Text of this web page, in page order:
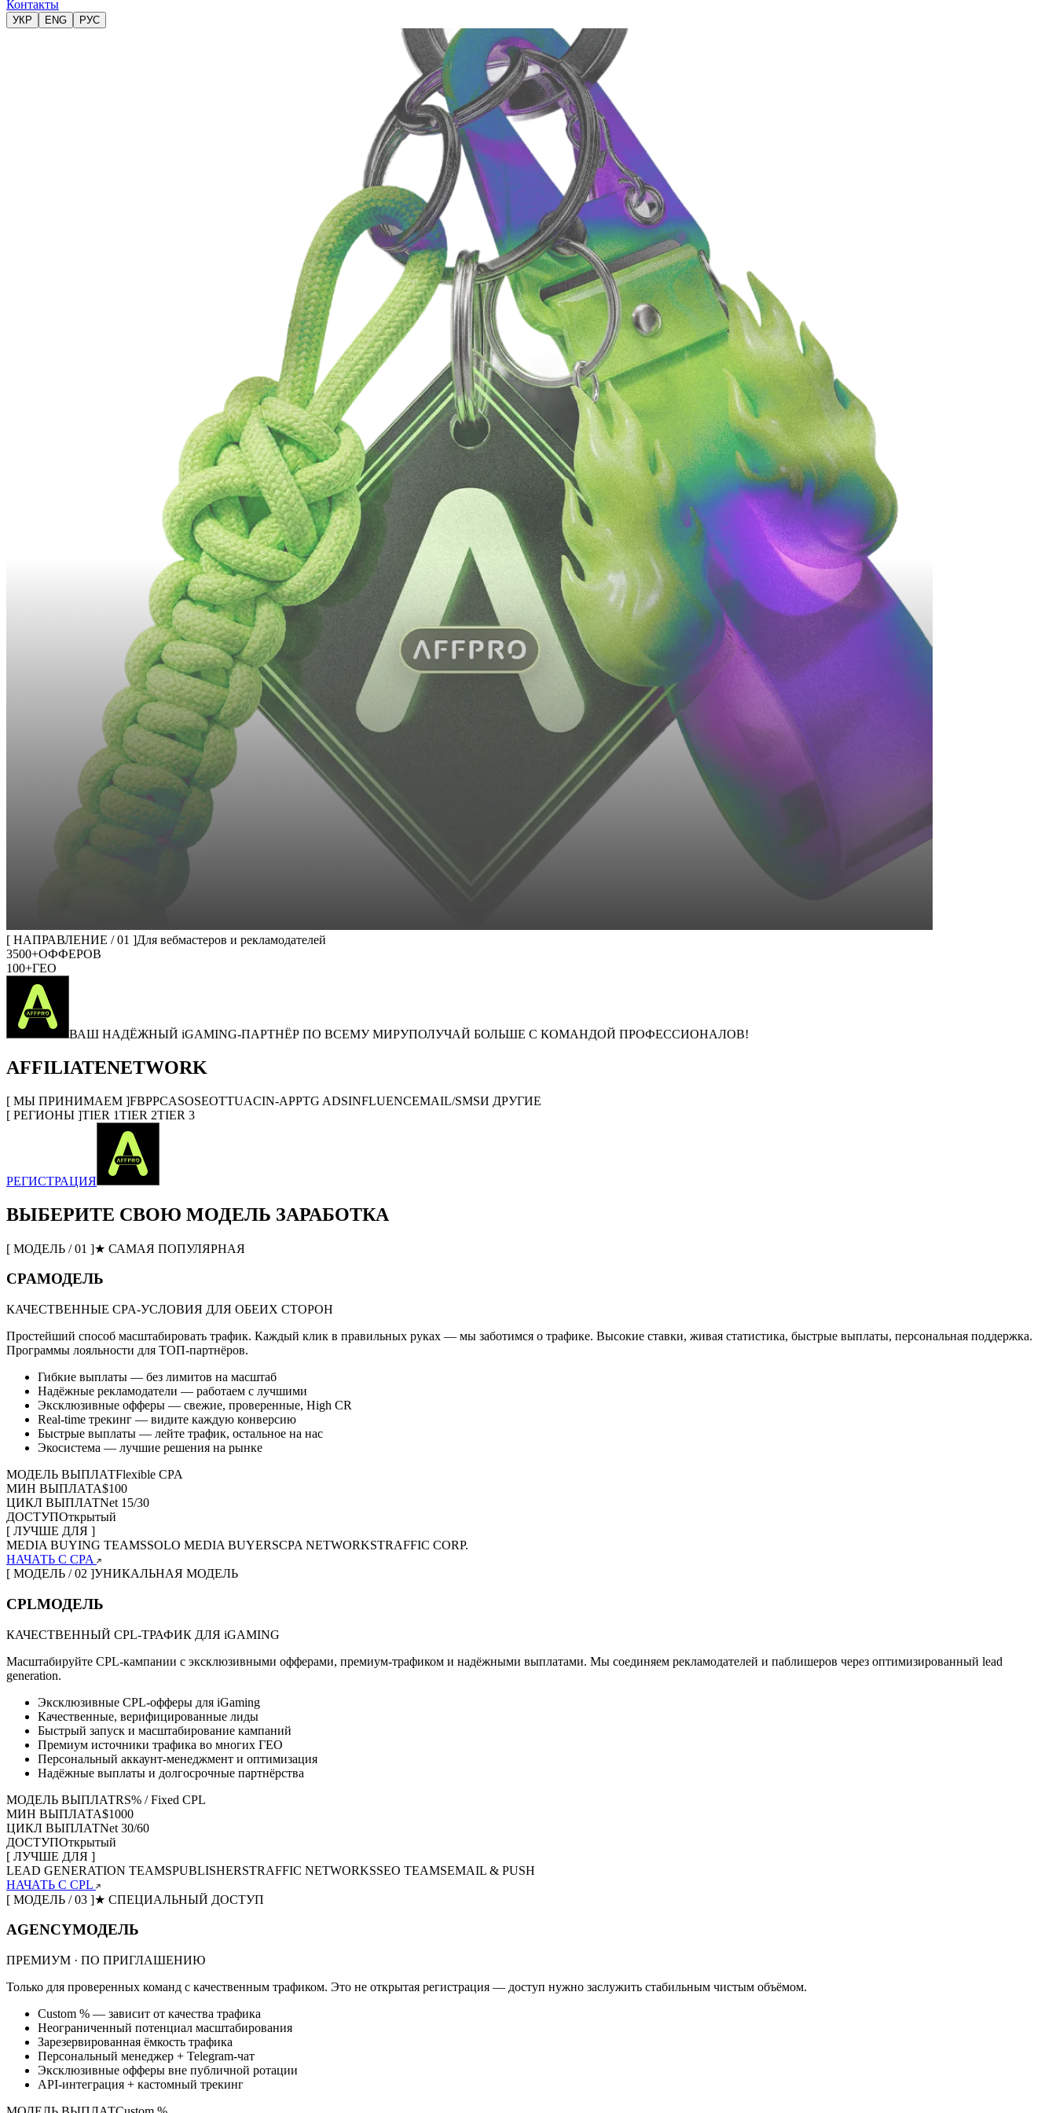
Контакты
УКР ENG РУС
[ НАПРАВЛЕНИЕ / 01 ]Для вебмастеров и рекламодателей
3500+ОФФЕРОВ
100+ГЕО
ВАШ НАДЁЖНЫЙ iGAMING-ПАРТНЁР ПО ВСЕМУ МИРУПОЛУЧАЙ БОЛЬШЕ С КОМАНДОЙ ПРОФЕССИОНАЛОВ!
AFFILIATENETWORK
[ МЫ ПРИНИМАЕМ ]FBPPCASOSEOTTUACIN-APPTG ADSINFLUENCEMAIL/SMSИ ДРУГИЕ
[ РЕГИОНЫ ]TIER 1TIER 2TIER 3
РЕГИСТРАЦИЯ
ВЫБЕРИТЕ СВОЮ МОДЕЛЬ ЗАРАБОТКА
[ МОДЕЛЬ / 01 ]★ САМАЯ ПОПУЛЯРНАЯ
CPAМОДЕЛЬ
КАЧЕСТВЕННЫЕ CPA-УСЛОВИЯ ДЛЯ ОБЕИХ СТОРОН
Простейший способ масштабировать трафик. Каждый клик в правильных руках — мы заботимся о трафике. Высокие ставки, живая статистика, быстрые выплаты, персональная поддержка.
Программы лояльности для ТОП-партнёров.
Гибкие выплаты — без лимитов на масштаб
Надёжные рекламодатели — работаем с лучшими
Эксклюзивные офферы — свежие, проверенные, High CR
Real-time трекинг — видите каждую конверсию
Быстрые выплаты — лейте трафик, остальное на нас
Экосистема — лучшие решения на рынке
МОДЕЛЬ ВЫПЛАТFlexible CPA
МИН ВЫПЛАТА$100
ЦИКЛ ВЫПЛАТNet 15/30
ДОСТУПОткрытый
[ ЛУЧШЕ ДЛЯ ]
MEDIA BUYING TEAMSSOLO MEDIA BUYERSCPA NETWORKSTRAFFIC CORP.
НАЧАТЬ С CPA
[ МОДЕЛЬ / 02 ]УНИКАЛЬНАЯ МОДЕЛЬ
CPLМОДЕЛЬ
КАЧЕСТВЕННЫЙ CPL-ТРАФИК ДЛЯ iGAMING
Масштабируйте CPL-кампании с эксклюзивными офферами, премиум-трафиком и надёжными выплатами. Мы соединяем рекламодателей и паблишеров через оптимизированный lead
generation.
Эксклюзивные CPL-офферы для iGaming
Качественные, верифицированные лиды
Быстрый запуск и масштабирование кампаний
Премиум источники трафика во многих ГЕО
Персональный аккаунт-менеджмент и оптимизация
Надёжные выплаты и долгосрочные партнёрства
МОДЕЛЬ ВЫПЛАТRS% / Fixed CPL
МИН ВЫПЛАТА$1000
ЦИКЛ ВЫПЛАТNet 30/60
ДОСТУПОткрытый
[ ЛУЧШЕ ДЛЯ ]
LEAD GENERATION TEAMSPUBLISHERSTRAFFIC NETWORKSSEO TEAMSEMAIL & PUSH
НАЧАТЬ С CPL
[ МОДЕЛЬ / 03 ]★ СПЕЦИАЛЬНЫЙ ДОСТУП
AGENCYМОДЕЛЬ
ПРЕМИУМ · ПО ПРИГЛАШЕНИЮ
Только для проверенных команд с качественным трафиком. Это не открытая регистрация — доступ нужно заслужить стабильным чистым объёмом.
Custom % — зависит от качества трафика
Неограниченный потенциал масштабирования
Зарезервированная ёмкость трафика
Персональный менеджер + Telegram-чат
Эксклюзивные офферы вне публичной ротации
API-интеграция + кастомный трекинг